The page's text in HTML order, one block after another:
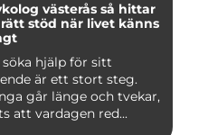
västerås så hittar
stöd när livet känns
hjälp för sitt
är ett stort steg.
går länge och tvekar,
att vardagen red...